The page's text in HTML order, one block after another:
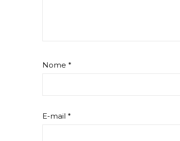
Nome *
E-mail *